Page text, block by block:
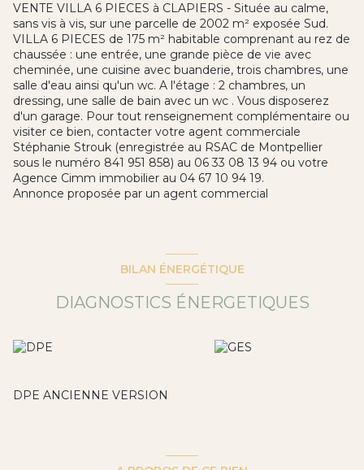
VENTE VILLA 6 PIECES à CLAPIERS - Située au calme,
sans vis à vis, sur une parcelle de 2002 m² exposée Sud.
VILLA 6 PIECES de 175 m² habitable comprenant au rez de
chaussée : une entrée, une grande pièce de vie avec
cheminée, une cuisine avec buanderie, trois chambres, une
salle d'eau ainsi qu'un wc. A l'étage : 2 chambres, un
dressing, une salle de bain avec un wc . Vous disposerez
d'un garage. Pour tout renseignement complémentaire ou
visiter ce bien, contacter votre agent commerciale
Stéphanie Strouk (enregistrée au RSAC de Montpellier
sous le numéro 841 951 858) au 06 33 08 13 94 ou votre
Agence Cimm immobilier au 04 67 10 94 19.
Annonce proposée par un agent commercial
BILAN ÉNERGÉTIQUE
DIAGNOSTICS ÉNERGETIQUES
DPE ANCIENNE VERSION